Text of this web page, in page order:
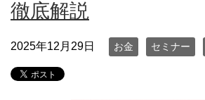
徹底解説
2025年12月29日 お金 セミナー